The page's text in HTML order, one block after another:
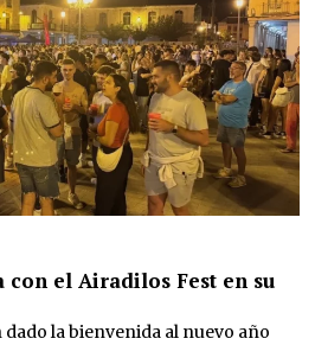
con el Airadilos Fest en su
la bienvenida al nuevo año